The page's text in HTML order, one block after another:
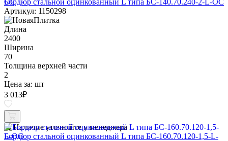
Артикул: 1150298
Длина
2400
Ширина
70
Толщина верхней части
2
Цена за: шт
3 013₽
Наличие уточняйте у менеджера
Бордюр стальной оцинкованный L типа БС-160.70.120-1,5-L-